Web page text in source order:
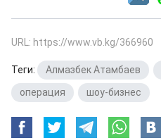
URL: https://www.vb.kg/366960
Теги: Алмазбек Атамбаев
операция
шоу-бизнес